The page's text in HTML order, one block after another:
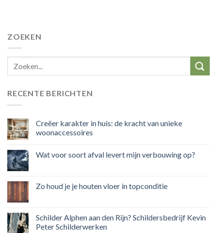
ZOEKEN
RECENTE BERICHTEN
Creëer karakter in huis: de kracht van unieke
woonaccessoires
Wat voor soort afval levert mijn verbouwing op?
Zo houd je je houten vloer in topconditie
Schilder Alphen aan den Rijn? Schildersbedrijf Kevin
Peter Schilderwerken